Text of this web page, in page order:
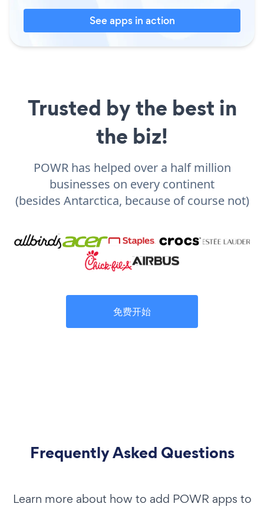
See apps in action
Trusted by the best in
the biz!
POWR has helped over a half million
businesses on every continent
(besides Antarctica, because of course not)
免费开始
Frequently Asked Questions
Learn more about how to add POWR apps to